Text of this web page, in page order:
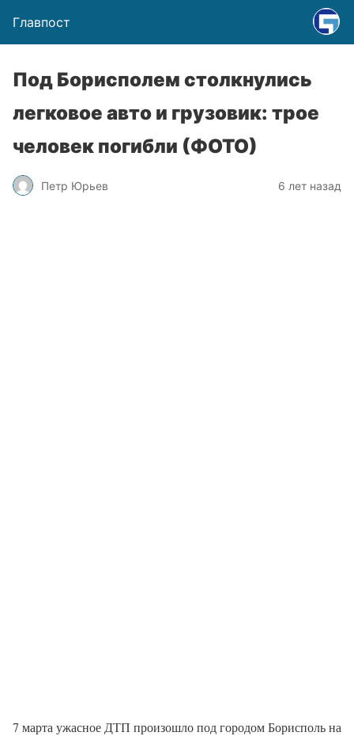
Главпост
Под Борисполем столкнулись
легковое авто и грузовик: трое
человек погибли (ФОТО)
Петр Юрьев 6 лет назад
7 марта ужасное ДТП произошло под городом Борисполь на